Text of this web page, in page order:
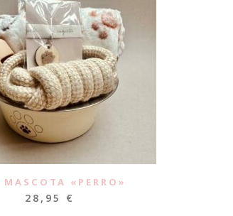
MASCOTA «PERRO»
28,95 €